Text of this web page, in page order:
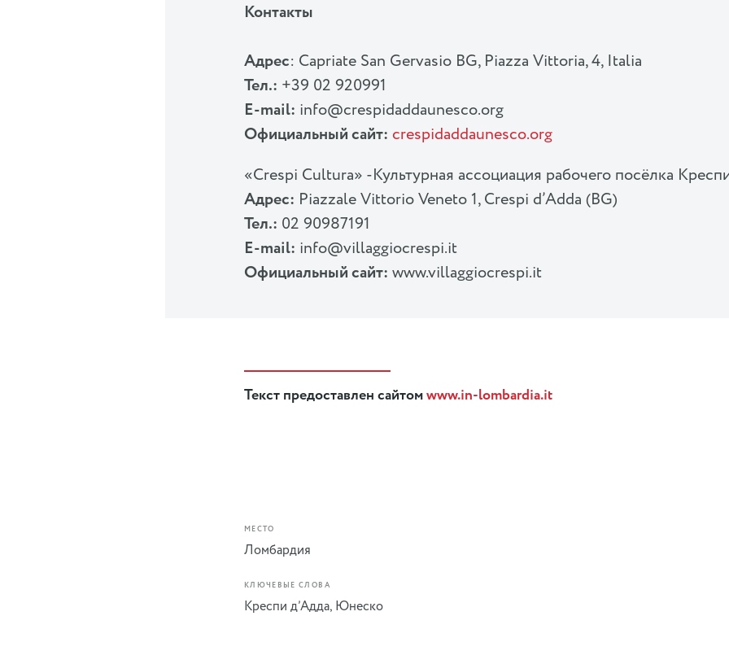
Контакты
Адрес: Capriate San Gervasio BG, Piazza Vittoria, 4, Italia
Teл.: +39 02 920991
E-mail: info@crespidaddaunesco.org
Официальный сайт: crespidaddaunesco.org
«Crespi Cultura» -Культурная ассоциация рабочего посёлка
Адрес: Piazzale Vittorio Veneto 1, Crespi d’Adda (BG)
Teл.: 02 90987191
E-mail: info@villaggiocrespi.it
Официальный сайт: www.villaggiocrespi.it
Текст предоставлен сайтомwww.in-lombardia.it
МЕСТО
Ломбардия
КЛЮЧЕВЫЕ СЛОВА
Креспи д’Адда, Юнеско